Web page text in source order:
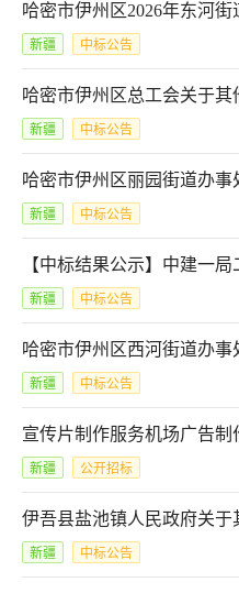
新疆 中标公告
新疆 中标公告
新疆 中标公告
新疆 中标公告
新疆 中标公告
新疆 公开招标
新疆 中标公告